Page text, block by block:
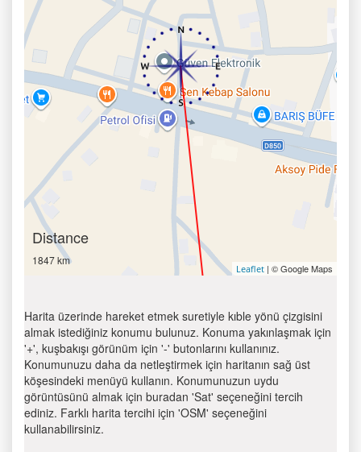
Distance
1847 km
Leaflet | © Google Maps
Harita üzerinde hareket etmek suretiyle kıble yönü çizgisini
almak istediğiniz konumu bulunuz. Konuma yakınlaşmak için
'+', kuşbakışı görünüm için '-' butonlarını kullanınız.
Konumunuzu daha da netleştirmek için haritanın sağ üst
köşesindeki menüyü kullanın. Konumunuzun uydu
görüntüsünü almak için buradan 'Sat' seçeneğini tercih
ediniz. Farklı harita tercihi için 'OSM' seçeneğini
kullanabilirsiniz.